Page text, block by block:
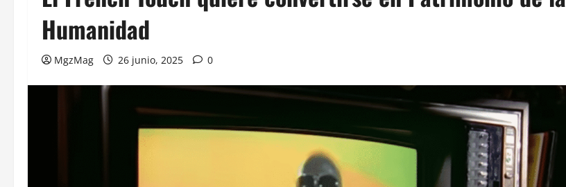
Humanidad
MgzMag 26 junio, 2025 0